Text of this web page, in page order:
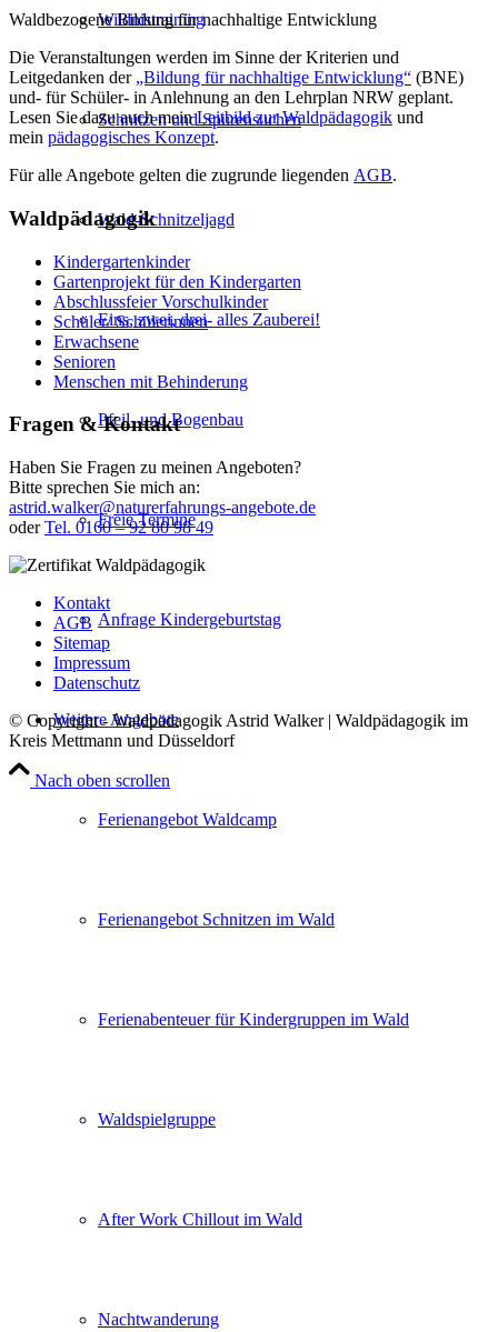
Wildnistraining
Schnitzen und Spurensuchen
Wald-Schnitzeljagd
Eins, zwei, drei- alles Zauberei!
Pfeil- und Bogenbau
Freie Termine
Anfrage Kindergeburtstag
Weitere Angebote
Ferienangebot Waldcamp
Ferienangebot Schnitzen im Wald
Ferienabenteuer für Kindergruppen im Wald
Waldspielgruppe
After Work Chillout im Wald
Nachtwanderung
Waldbezogene Bildung für nachhaltige Entwicklung
Die Veranstaltungen werden im Sinne der Kriterien und
Leitgedanken der „Bildung für nachhaltige Entwicklung“ (BNE)
und- für Schüler- in Anlehnung an den Lehrplan NRW geplant.
Lesen Sie dazu auch meinLeitbild zur Waldpädagogik und
mein pädagogisches Konzept.
Für alle Angebote gelten die zugrunde liegenden AGB.
Waldpädagogik
Kindergartenkinder
Gartenprojekt für den Kindergarten
Abschlussfeier Vorschulkinder
Schüler/ Schülerinnen
Erwachsene
Senioren
Menschen mit Behinderung
Fragen & Kontakt
Haben Sie Fragen zu meinen Angeboten?
Bitte sprechen Sie mich an:
astrid.walker@naturerfahrungs-angebote.de
oderTel. 0160 – 92 80 98 49
Kontakt
AGB
Sitemap
Impressum
Datenschutz
© Copyright - Waldpädagogik Astrid Walker | Waldpädagogik im
Kreis Mettmann und Düsseldorf
Nach oben scrollen